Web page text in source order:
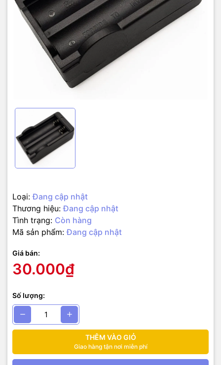
Loại: Đang cập nhật
Thương hiệu: Đang cập nhật
Tình trạng: Còn hàng
Mã sản phẩm: Đang cập nhật
Giá bán:
30.000₫
Số lượng:
THÊM VÀO GIỎ
Giao hàng tận nơi miễn phí